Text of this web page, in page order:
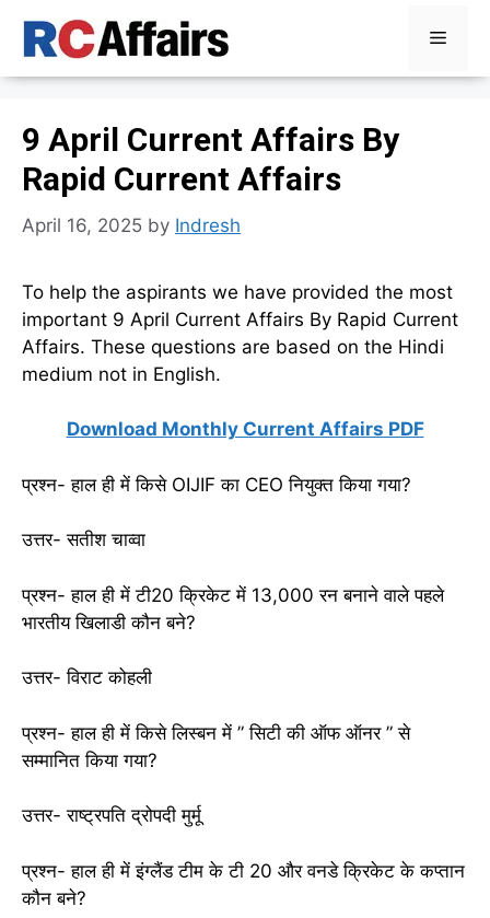
Menu
9 April Current Affairs By
Rapid Current Affairs
April 16, 2025 by Indresh
To help the aspirants we have provided the most
important 9 April Current Affairs By Rapid Current
Affairs. These questions are based on the Hindi
medium not in English.
Download Monthly Current Affairs PDF
प्रश्न- हाल ही में किसे OIJIF का CEO नियुक्त किया गया?
उत्तर- सतीश चाव्वा
प्रश्न- हाल ही में टी20 क्रिकेट में 13,000 रन बनाने वाले पहले
भारतीय खिलाडी कौन बने?
उत्तर- विराट कोहली
प्रश्न- हाल ही में किसे लिस्बन में ” सिटी की ऑफ ऑनर ” से
सम्मानित किया गया?
उत्तर- राष्ट्रपति द्रोपदी मुर्मू
प्रश्न- हाल ही में इंग्लैंड टीम के टी 20 और वनडे क्रिकेट के कप्तान
कौन बने?